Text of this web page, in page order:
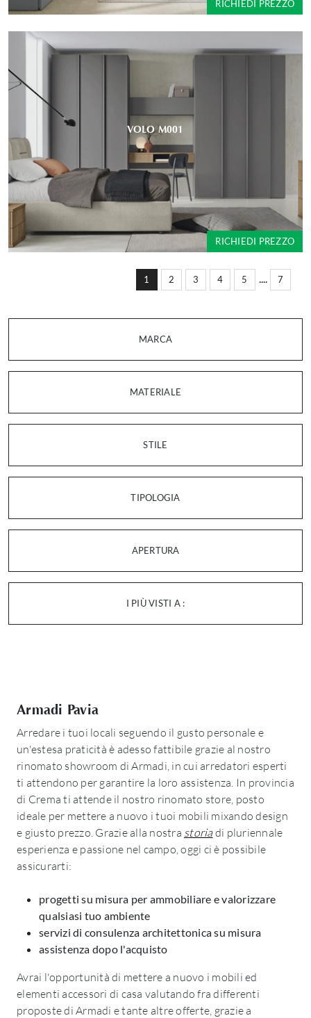
MARCA
MATERIALE
STILE
TIPOLOGIA
APERTURA
I PIÙ VISTI A :
1 2 3 4 5 .... 7
RICHIEDI PREZZO
VOLO M001
RICHIEDI PREZZO
Armadi Pavia
Arredare i tuoi locali seguendo il gusto personale e
un'estesa praticità è adesso fattibile grazie al nostro
rinomato showroom di Armadi, in cui arredatori esperti
ti attendono per garantire la loro assistenza. In provincia
di Crema ti attende il nostro rinomato store, posto
ideale per mettere a nuovo i tuoi mobili mixando design
e giusto prezzo. Grazie alla nostra storia di pluriennale
esperienza e passione nel campo, oggi ci è possibile
assicurarti:
progetti su misura per ammobiliare e valorizzare
qualsiasi tuo ambiente
servizi di consulenza architettonica su misura
assistenza dopo l'acquisto
Avrai l'opportunità di mettere a nuovo i mobili ed
elementi accessori di casa valutando fra differenti
proposte di Armadi e tante altre offerte, grazie a